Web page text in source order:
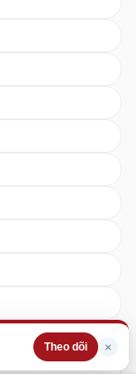
Theo dõi ×